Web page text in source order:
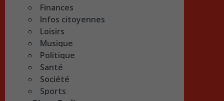
Finances
Infos citoyennes
Loisirs
Musique
Politique
Santé
Société
Sports